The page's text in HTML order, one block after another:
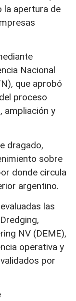
la apertura de
Nacional
que aprobó
proceso
ampliación y
dragado,
sobre
donde circula
argentino.
las
NV (DEME),
operativa y
por